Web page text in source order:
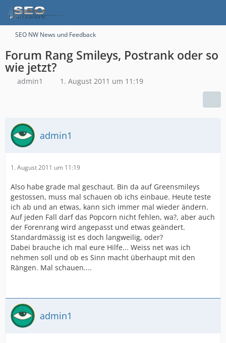
SEO NW News und Feedback
Forum Rang Smileys, Postrank oder so
wie jetzt?
admin1 1. August 2011 um 11:19
admin1
1. August 2011 um 11:19
Also habe grade mal geschaut. Bin da auf Greensmileys
gestossen, muss mal schauen ob ichs einbaue. Heute teste
ich ab und an etwas, kann sich immer mal wieder ändern.
Auf jeden Fall darf das Popcorn nicht fehlen, wa?, aber auch
der Forenrang wird angepasst und etwas geändert.
Standardmässig ist es doch langweilig, oder?
Dabei brauche ich mal eure Hilfe... Weiss net was ich
nehmen soll und ob es Sinn macht überhaupt mit den
Rängen. Mal schauen....
admin1